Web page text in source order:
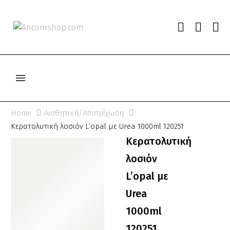
Home
Αισθητική/Αποτρίχωση
Κερατολυτική λοσιόν L’opal με Urea 1000ml 120251
Κερατολυτική
λοσιόν
L’opal με
Urea
1000ml